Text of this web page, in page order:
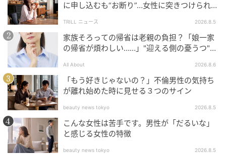
王子の深いロマンスと、華やかな視覚的要素
に注目
さらに、ロマンスを描く際のポイントとして「台本に
込められているイ・アン大君の物語に集中しようとし
た。台本に書かれている文章、その物語だけで、すで
に十分に王子のロマンスがより深く描かれると信じて
疑わなかった」と付け加え、視聴者の好奇心を刺激し
ている。
最後にビョン・ウソクは、「21世紀の立憲君主制とい
に申し込むも“お断り”…女性に突きつけられた
TRILL ニュース 2026.8.5
家族そろっての帰省は老親の負担？「娘一家
の帰省が煩わしい……」"迎える側の憂うつ"の
All About 2026.8.6
「もう好きじゃないの？」不倫男性の気持ち
が離れ始めた時に見せる３つのサイン
beauty news tokyo 2026.8.5
こんな女性は苦手です。男性が「だるいな」
と感じる女性の特徴
beauty news tokyo 2026.8.5